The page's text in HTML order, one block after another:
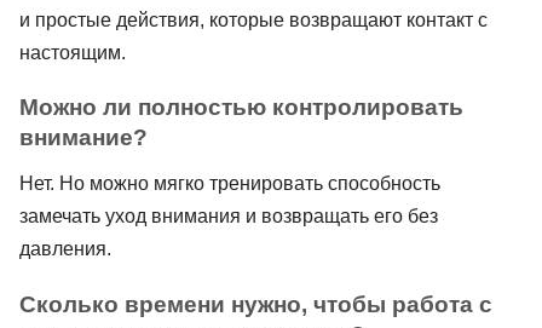
и простые действия, которые возвращают контакт с
настоящим.
Можно ли полностью контролировать
внимание?
Нет. Но можно мягко тренировать способность
замечать уход внимания и возвращать его без
давления.
Сколько времени нужно, чтобы работа с